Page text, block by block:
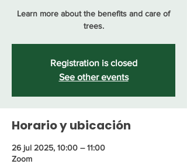
Learn more about the benefits and care of
trees.
Registration is closed
See other events
Horario y ubicación
26 jul 2025, 10:00 – 11:00
Zoom